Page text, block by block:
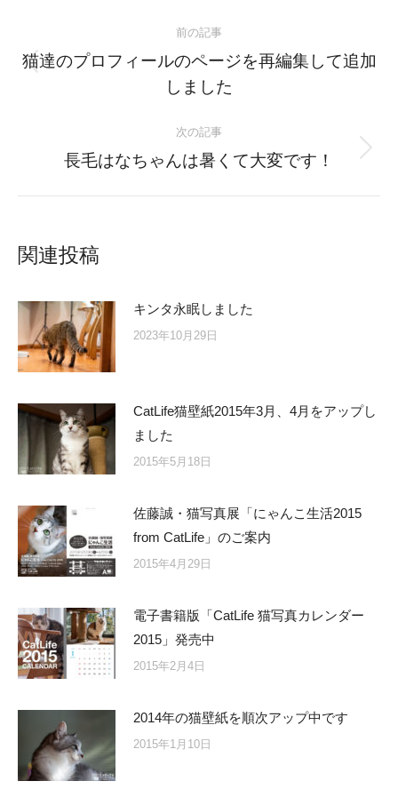
navigation
前の記事
Previous
post:
猫達のプロフィールのページを再編集して追加
しました
次の記事
Next
長毛はなちゃんは暑くて大変です！
関連投稿
キンタ永眠しました
2023年10月29日
CatLife猫壁紙2015年3月、4月をアップし
ました
2015年5月18日
佐藤誠・猫写真展「にゃんこ生活2015
from CatLife」のご案内
2015年4月29日
電子書籍版「CatLife 猫写真カレンダー
2015」発売中
2015年2月4日
2014年の猫壁紙を順次アップ中です
2015年1月10日